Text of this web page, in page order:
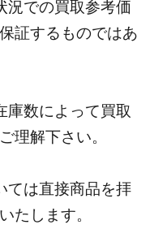
況での買取参考価
証するものではあ
庫数によって買取
理解下さい。
ては直接商品を拝
たします。